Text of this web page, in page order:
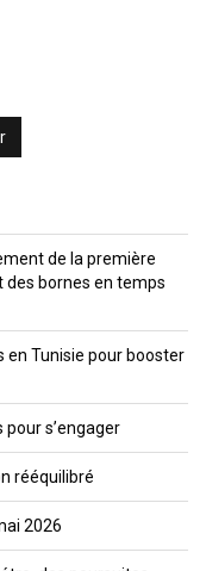
de la première
des bornes en temps
en Tunisie pour booster
pour s’engager
rééquilibré
2026